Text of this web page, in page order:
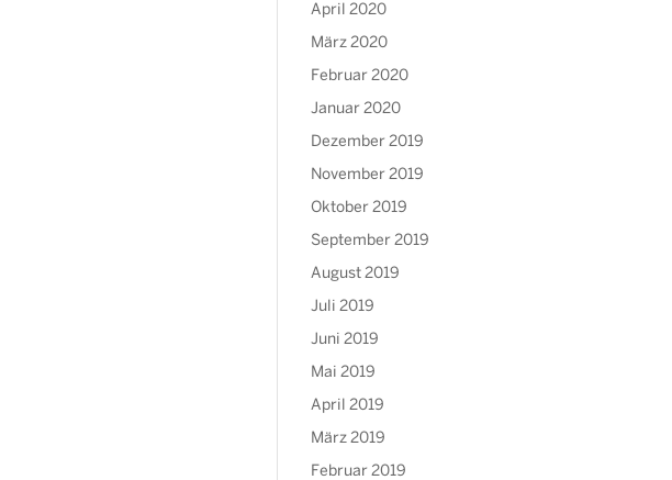
April 2020
März 2020
Februar 2020
Januar 2020
Dezember 2019
November 2019
Oktober 2019
September 2019
August 2019
Juli 2019
Juni 2019
Mai 2019
April 2019
März 2019
Februar 2019